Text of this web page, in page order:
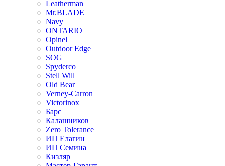
Leatherman
Mr.BLADE
Navy
ONTARIO
Opinel
Outdoor Edge
SOG
Spyderco
Stell Will
Old Bear
Verney-Carron
Victorinox
Барс
Калашников
Zero Tolerance
ИП Елагин
ИП Семина
Кизляр